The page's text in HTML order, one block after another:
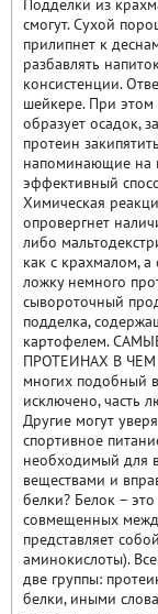
Подделки из
смогут. Сухой
прилипнет к
разбавлять
консистенции.
шейкере. При
образует осадок,
протеин
напоминающие на
эффективный
Химическая
опровергнет
либо
как с крахмалом,
ложку немного
сывороточный
подделка,
картофелем.
ПРОТЕИНАХ В ЧЕМ
многих подобный
исключено, часть
Другие могут
спортивное
необходимый для
веществами и
белки? Белок –
совмещенных
представляет
аминокислоты).
две группы:
белки, иными